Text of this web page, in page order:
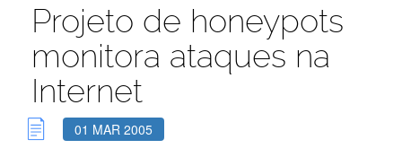
Projeto de honeypots
monitora ataques na
Internet
01 MAR 2005